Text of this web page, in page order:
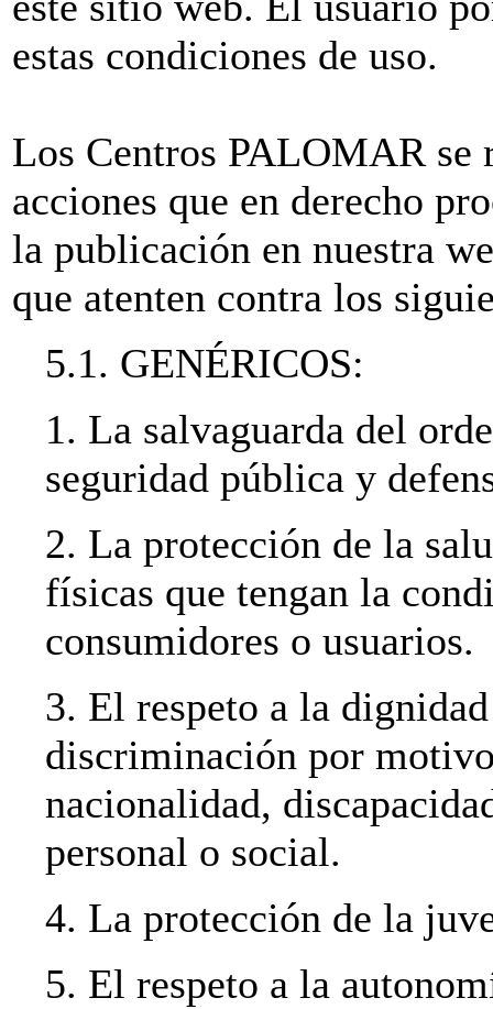
estas condiciones de uso.
Los Centros PALOMAR se
acciones que en derecho
la publicación en nuestra
que atenten contra los
5.1. GENÉRICOS:
1. La salvaguarda del
seguridad pública y
2. La protección de la
físicas que tengan la
consumidores o usuarios.
3. El respeto a la
discriminación por
nacionalidad,
personal o social.
4. La protección de la
5. El respeto a la